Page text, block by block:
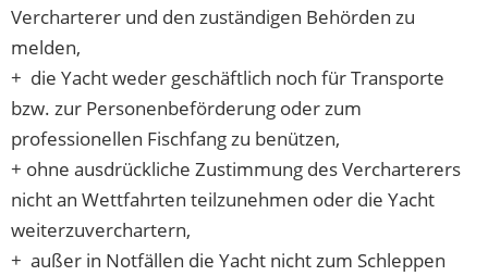
Vercharterer und den zuständigen Behörden zu
melden,
+ die Yacht weder geschäftlich noch für Transporte
bzw. zur Personenbeförderung oder zum
professionellen Fischfang zu benützen,
+ ohne ausdrückliche Zustimmung des Vercharterers
nicht an Wettfahrten teilzunehmen oder die Yacht
weiterzuverchartern,
+ außer in Notfällen die Yacht nicht zum Schleppen